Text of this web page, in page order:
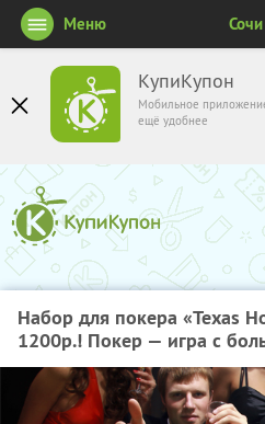
КупиКупон
Мобильное
ещё удобнее
Меню Сочи
Набор для покера «Texas
1200р.! Покер — игра с